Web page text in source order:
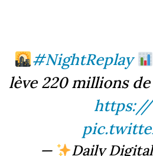
#NightReplay
lève 220 millions
https://
— Daily